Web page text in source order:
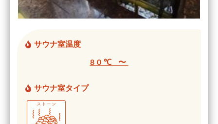
サウナ室温度
80℃ 〜
サウナ室タイプ